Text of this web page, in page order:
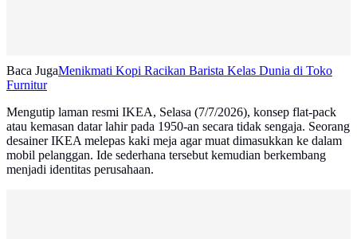
Baca JugaMenikmati Kopi Racikan Barista Kelas Dunia di Toko
Furnitur
Mengutip laman resmi IKEA, Selasa (7/7/2026), konsep flat-pack
atau kemasan datar lahir pada 1950-an secara tidak sengaja. Seorang
desainer IKEA melepas kaki meja agar muat dimasukkan ke dalam
mobil pelanggan. Ide sederhana tersebut kemudian berkembang
menjadi identitas perusahaan.